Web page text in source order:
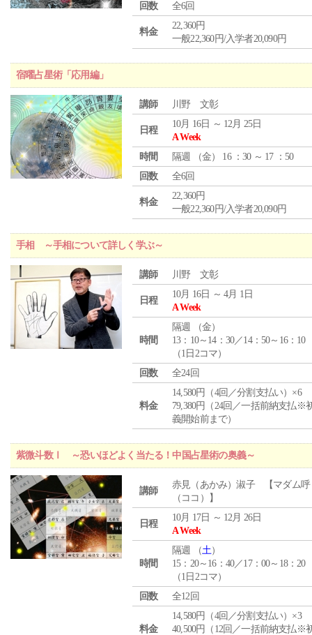
回数
全6回
料金
22,360円
一般22,360円/入学者20,090円
宿曜占星術「応用編」
講師 川野 文彰
日程
10月 16日 ～ 12月 25日
A Week
時間
隔週 （金） 16 ：30 ～ 17 ：50
回数
全6回
料金
22,360円
一般22,360円/入学者20,090円
手相 ～手相について詳しく学ぶ～
講師 川野 文彰
日程
10月 16日 ～ 4月 1日
A Week
時間
隔週 （金）
13：10～14：30／14：50～16：10
（1日2コマ）
回数
全24回
料金
14,580円（4回／分割支払い）×6
79,380円（24回／一括前納支払※
義開始前まで）
紫微斗数Ⅰ ～恐いほどよく当たる！中国占星術の奥義～
講師
赤見（あかみ）淑子 【マダム呼
（ココ）】
日程
10月 17日 ～ 12月 26日
A Week
時間
隔週 （土）
15：20～16：40／17：00～18：20
（1日2コマ）
回数
全12回
料金
14,580円（4回／分割支払い）×3
40,500円（12回／一括前納支払※